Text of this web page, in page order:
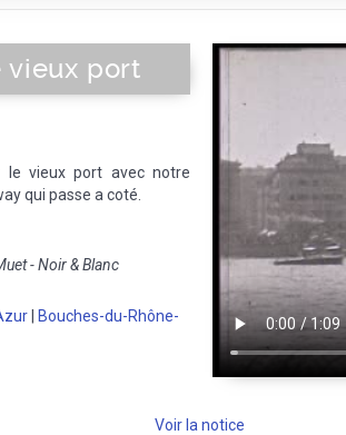
vieux port
le vieux port avec notre
qui passe a coté.
- Noir & Blanc
Bouches-du-Rhône-
Voir la notice